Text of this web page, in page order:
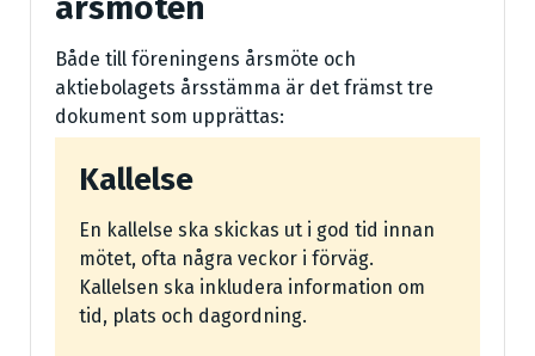
Både till föreningens årsmöte och
aktiebolagets årsstämma är det främst tre
dokument som upprättas:
Kallelse
En kallelse ska skickas ut i god tid innan
mötet, ofta några veckor i förväg.
Kallelsen ska inkludera information om
tid, plats och dagordning.